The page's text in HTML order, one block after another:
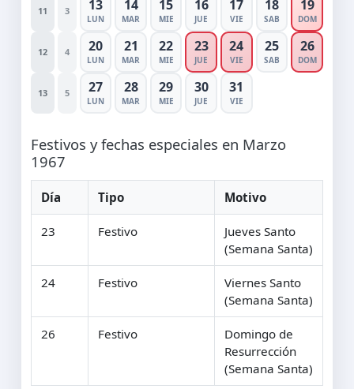
11 3 13
LUN
14
MAR
15
MIE
16
JUE
17
VIE
18
SAB
19
DOM
12 4 20
LUN
21
MAR
22
MIE
23
JUE
24
VIE
25
SAB
26
DOM
13 5 27
LUN
28
MAR
29
MIE
30
JUE
31
VIE
Festivos y fechas especiales en Marzo
1967
Día Tipo Motivo
23 Festivo
Jueves Santo
(Semana Santa)
24 Festivo
Viernes Santo
(Semana Santa)
26 Festivo
Domingo de
Resurrección
(Semana Santa)